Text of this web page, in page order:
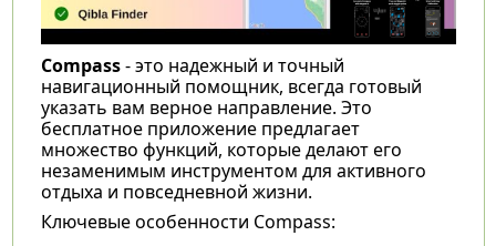
Compass- это надежный и точный
навигационный помощник, всегда готовый
указать вам верное направление. Это
бесплатное приложение предлагает
множество функций, которые делают его
незаменимым инструментом для активного
отдыха и повседневной жизни.
Ключевые особенности Compass: